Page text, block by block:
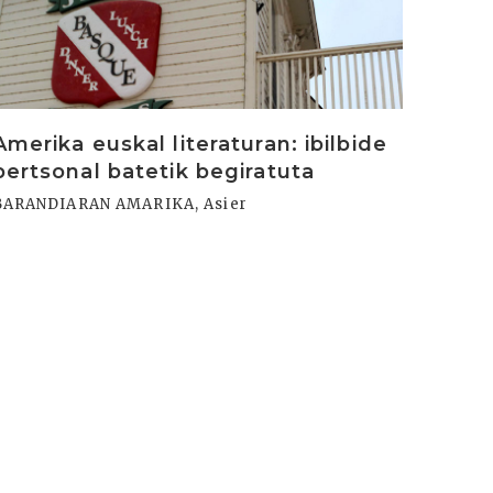
euskal literaturan: ibilbide
batetik begiratuta
AMARIKA, Asier